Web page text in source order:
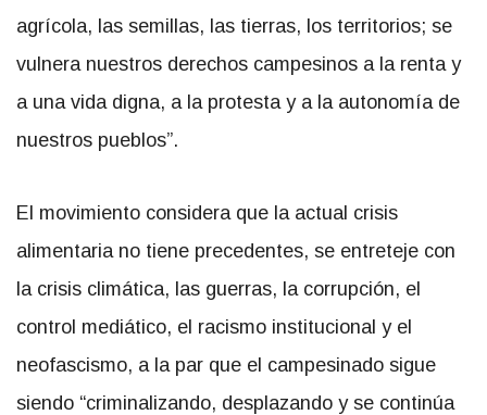
agrícola, las semillas, las tierras, los territorios; se
vulnera nuestros derechos campesinos a la renta y
a una vida digna, a la protesta y a la autonomía de
nuestros pueblos”.
El movimiento considera que la actual crisis
alimentaria no tiene precedentes, se entreteje con
la crisis climática, las guerras, la corrupción, el
control mediático, el racismo institucional y el
neofascismo, a la par que el campesinado sigue
siendo “criminalizando, desplazando y se continúa